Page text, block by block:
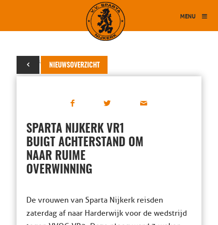
MENU
NIEUWSOVERZICHT
13 februari 2016
SPARTA NIJKERK VR1
BUIGT ACHTERSTAND OM
NAAR RUIME
OVERWINNING
De vrouwen van Sparta Nijkerk reisden
zaterdag af naar Harderwijk voor de wedstrijd